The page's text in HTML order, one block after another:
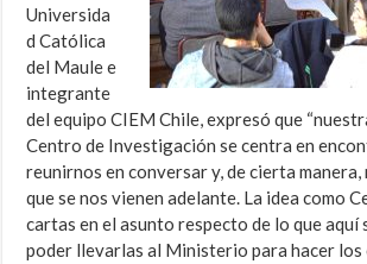
Universida
d Católica
del Maule e
integrante
del equipo CIEM Chile, expresó que
Centro de Investigación se centra en
reunirnos en conversar y, de cierta
que se nos vienen adelante. La idea como
cartas en el asunto respecto de lo que aquí
poder llevarlas al Ministerio para hacer los